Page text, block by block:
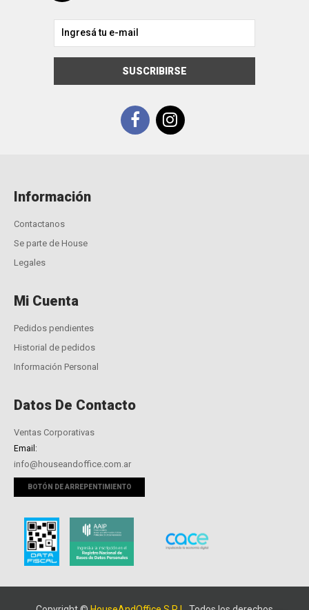
SUSCRIBIRSE
Información
Contactanos
Se parte de House
Legales
Mi Cuenta
Pedidos pendientes
Historial de pedidos
Información Personal
Datos De Contacto
Ventas Corporativas
Email:
info@houseandoffice.com.ar
BOTÓN DE ARREPENTIMIENTO